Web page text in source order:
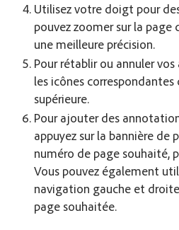
Utilisez votre doigt pour
pouvez zoomer sur la
une meilleure précision.
Pour rétablir ou annuler
les icônes correspondantes
supérieure.
Pour ajouter des
appuyez sur la bannière de
numéro de page souhaité,
Vous pouvez également
navigation gauche et
page souhaitée.